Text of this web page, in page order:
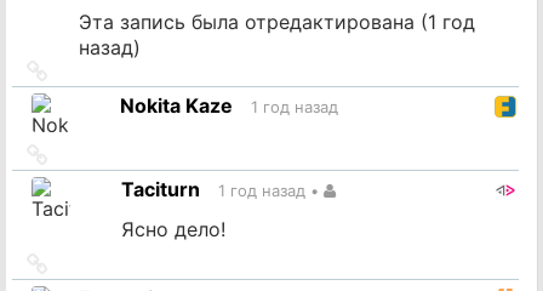
Эта запись была отредактирована (1 год
назад)
на
источникNokita Kaze 1 год назад
на
источник Taciturn 1 год назад •
Ясно дело!
на